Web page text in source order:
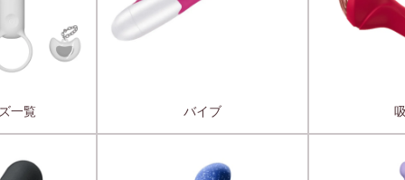
一覧 バイブ